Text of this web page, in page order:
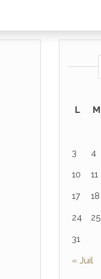
L
M
3
4
10
11
17
18
24
25
31
« Juil